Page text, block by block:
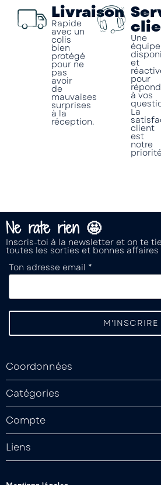
Livraison
Rapide
avec un
colis
bien
protégé
pour ne
pas
avoir
de
mauvaises
surprises
à la
réception.
Une
équipe
et
pour
à vos
La
client
est
notre
Ne rate rien 🤩
Inscris-toi à la newsletter et on te
toutes les sorties et bonnes affaires
Ton adresse email *
Coordonnées
Catégories
Compte
Liens